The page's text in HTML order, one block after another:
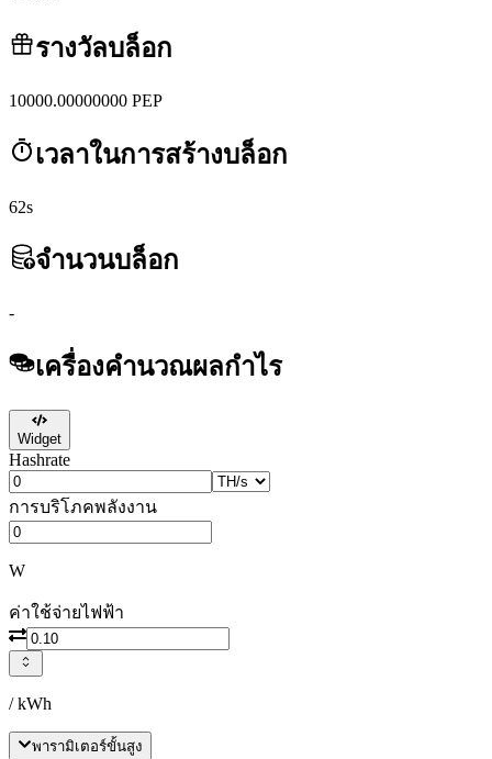
รางวัลบล็อก
10000.00000000 PEP
เวลาในการสร้างบล็อก
62s
จำนวนบล็อก
-
เครื่องคำนวณผลกำไร
Widget
Hashrate
การบริโภคพลังงาน
W
ค่าใช้จ่ายไฟฟ้า
/ kWh
พารามิเตอร์ขั้นสูง